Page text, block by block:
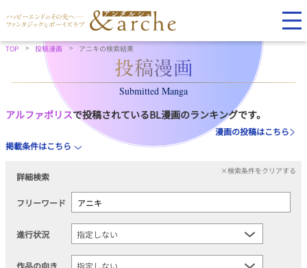
TOP 投稿漫画 アニキの検索結果
Submitted Manga
アルファポリスで投稿されているBL漫画のランキングです。
漫画の投稿はこちら
掲載条件はこちら
詳細検索
×検索条件をクリアする
フリーワード
進行状況
作品の向き